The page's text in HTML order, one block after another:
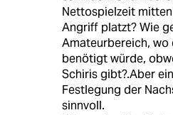
Nettospielzeit
Angriff platzt? Wie
Amateurbereich,
benötigt würde,
Schiris gibt?.Aber
Festlegung der
sinnvoll.